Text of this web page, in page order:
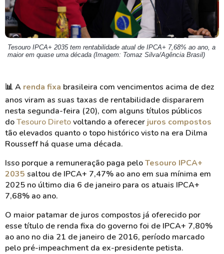
Tesouro IPCA+ 2035 tem rentabilidade atual de IPCA+ 7,68% ao ano, a
maior em quase uma década (Imagem: Tomaz Silva/Agência Brasil)
📊 A renda fixa brasileira com vencimentos acima de dez
anos viram as suas taxas de rentabilidade dispararem
nesta segunda-feira (20), com alguns títulos públicos
doTesouro Diretovoltando a oferecer juros compostos
tão elevados quanto o topo histórico visto na era Dilma
Rousseff há quase uma década.
Isso porque a remuneração paga peloTesouro IPCA+
2035 saltou de IPCA+ 7,47% ao ano em sua mínima em
2025 no último dia 6 de janeiro para os atuais IPCA+
7,68% ao ano.
O maior patamar de juros compostos já oferecido por
esse título de renda fixa do governo foi de IPCA+ 7,80%
ao ano no dia 21 de janeiro de 2016, período marcado
pelo pré-impeachment da ex-presidente petista.